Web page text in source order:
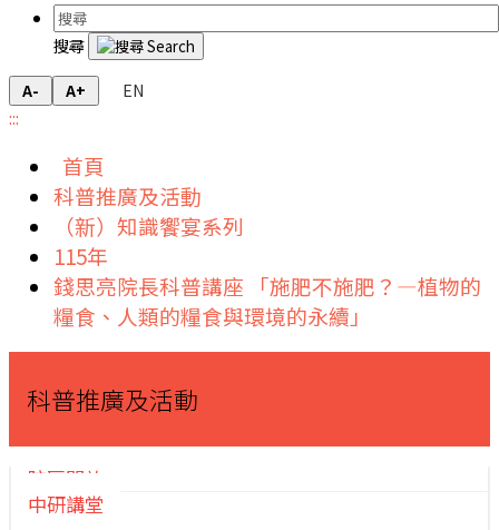
搜尋
A- A+
EN
:::
首頁
科普推廣及活動
（新）知識饗宴系列
115年
錢思亮院長科普講座 「施肥不施肥？—植物的
糧食、人類的糧食與環境的永續」
科普推廣及活動
院區開放
中研講堂